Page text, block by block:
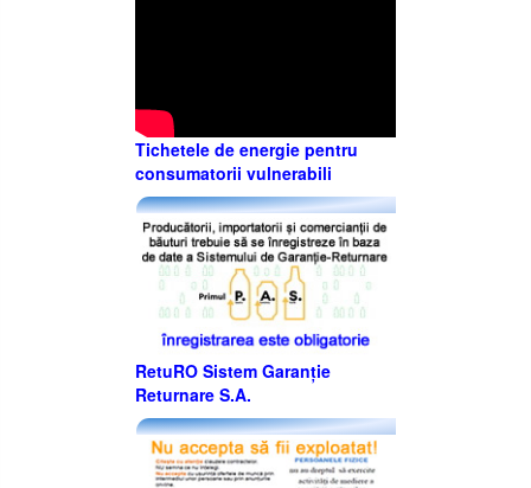
Tichetele de energie pentru
consumatorii vulnerabili
RetuRO Sistem Garanție
Returnare S.A.